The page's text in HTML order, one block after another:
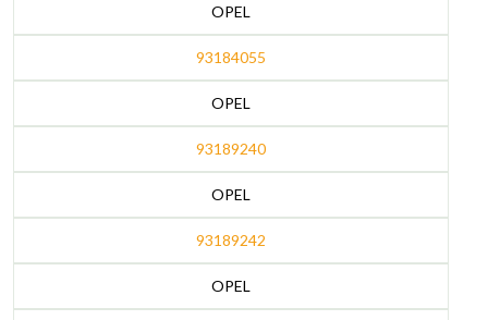
OPEL
93184055
OPEL
93189240
OPEL
93189242
OPEL